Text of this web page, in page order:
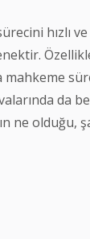
hızlı
mahkeme
da
ne olduğu,